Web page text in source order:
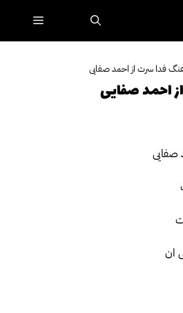
فهرست
فدا سرت از احمد صفایی
احمد صفایی
صفایی
ان